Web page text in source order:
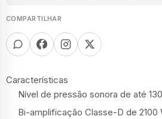
COMPARTILHAR
Características
Nível de pressão sonora de até
Bi-amplificação Classe-D de 2100